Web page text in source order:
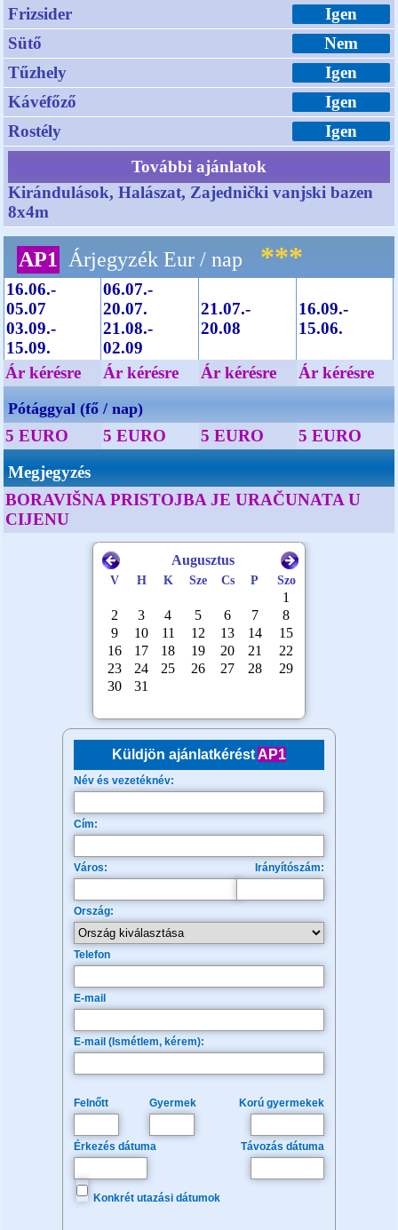
Frizsider
Igen
Sütő
Nem
Tűzhely
Igen
Kávéfőző
Igen
Rostély
Igen
További ajánlatok
Kirándulások, Halászat, Zajednički vanjski bazen
8x4m
AP1 Árjegyzék Eur / nap ***
16.06.-
05.07
03.09.-
15.09.
06.07.-
20.07.
21.08.-
02.09
21.07.-
20.08
16.09.-
15.06.
Ár kérésre Ár kérésre Ár kérésre Ár kérésre
Pótággyal (fő / nap)
5 EURO 5 EURO 5 EURO
5 EURO
Megjegyzés
BORAVIŠNA PRISTOJBA JE URAČUNATA U
CIJENU
Küldjön ajánlatkéréstAP1
Név és vezetéknév:
Cím:
Város: Irányítószám:
Ország:
Telefon
E-mail
E-mail (Ismétlem, kérem):
Felnőtt Gyermek Korú gyermekek
Érkezés dátuma Távozás dátuma
Konkrét utazási dátumok